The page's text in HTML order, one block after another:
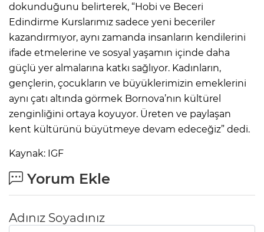
dokunduğunu belirterek, “Hobi ve Beceri
Edindirme Kurslarımız sadece yeni beceriler
kazandırmıyor, aynı zamanda insanların kendilerini
ifade etmelerine ve sosyal yaşamın içinde daha
güçlü yer almalarına katkı sağlıyor. Kadınların,
gençlerin, çocukların ve büyüklerimizin emeklerini
aynı çatı altında görmek Bornova’nın kültürel
zenginliğini ortaya koyuyor. Üreten ve paylaşan
kent kültürünü büyütmeye devam edeceğiz” dedi.
Kaynak: IGF
Yorum Ekle
Adınız Soyadınız